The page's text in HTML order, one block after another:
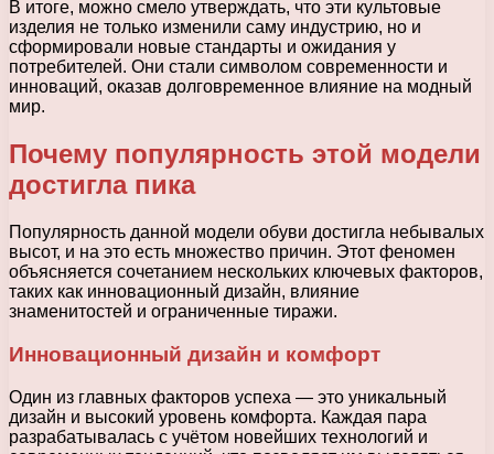
В итоге, можно смело утверждать, что эти культовые
изделия не только изменили саму индустрию, но и
сформировали новые стандарты и ожидания у
потребителей. Они стали символом современности и
инноваций, оказав долговременное влияние на модный
мир.
Почему популярность этой модели
достигла пика
Популярность данной модели обуви достигла небывалых
высот, и на это есть множество причин. Этот феномен
объясняется сочетанием нескольких ключевых факторов,
таких как инновационный дизайн, влияние
знаменитостей и ограниченные тиражи.
Инновационный дизайн и комфорт
Один из главных факторов успеха — это уникальный
дизайн и высокий уровень комфорта. Каждая пара
разрабатывалась с учётом новейших технологий и